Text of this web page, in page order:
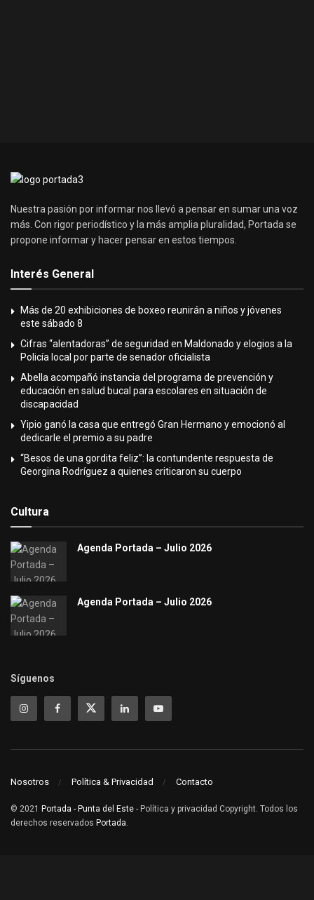
Nuestra pasión por informar nos llevó a pensar en sumar una voz
más. Con rigor periodístico y la más amplia pluralidad, Portada se
propone informar y hacer pensar en estos tiempos.
Interés General
Más de 20 exhibiciones de boxeo reunirán a niños y jóvenes
este sábado 8
Cifras “alentadoras” de seguridad en Maldonado y elogios a la
Policía local por parte de senador oficialista
Abella acompañó instancia del programa de prevención y
educación en salud bucal para escolares en situación de
discapacidad
Yipio ganó la casa que entregó Gran Hermano y emocionó al
dedicarle el premio a su padre
“Besos de una gordita feliz”: la contundente respuesta de
Georgina Rodríguez a quienes criticaron su cuerpo
Cultura
Agenda Portada – Julio 2026
Agenda Portada – Julio 2026
Síguenos
Nosotros Política & Privacidad Contacto
© 2021 Portada - Punta del Este - Política y privacidad Copyright. Todos los
derechos reservados Portada.